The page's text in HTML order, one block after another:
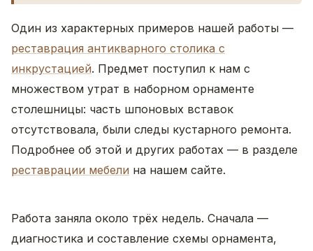
Один из характерных примеров нашей работы —
реставрация антикварного столика с
инкрустацией. Предмет поступил к нам с
множеством утрат в наборном орнаменте
столешницы: часть шпоновых вставок
отсутствовала, были следы кустарного ремонта.
Подробнее об этой и других работах — в разделе
реставрации мебели на нашем сайте.
Работа заняла около трёх недель. Сначала —
диагностика и составление схемы орнамента,